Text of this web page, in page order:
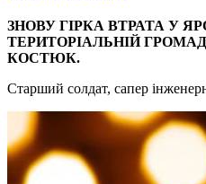
ЗНОВУ ГІРКА ВТРАТА У
ТЕРИТОРІАЛЬНІЙ
КОСТЮК.
Старший солдат, сапер